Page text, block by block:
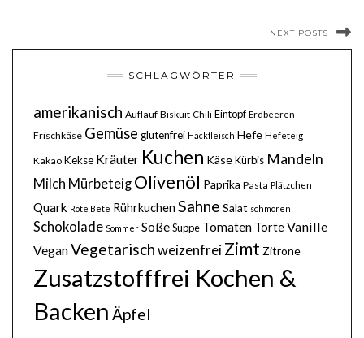
NEXT POSTS
SCHLAGWÖRTER
amerikanisch Auflauf Biskuit Chili Eintopf Erdbeeren
Frischkäse Gemüse glutenfrei Hackfleisch Hefe Hefeteig
Kakao Kekse Kräuter Kuchen KäseKürbis Mandeln
Milch Mürbeteig Olivenöl Paprika Pasta Plätzchen
Quark Rote Bete Rührkuchen Sahne Salat schmoren
Schokolade Sommer SoßeSuppe Tomaten TorteVanille
VeganVegetarisch weizenfrei Zimt Zitrone
Zusatzstofffrei Kochen &
Backen Äpfel